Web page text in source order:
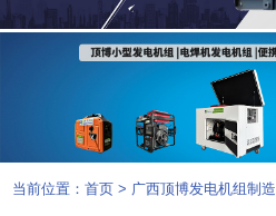
当前位置：首页 > 广西顶博发电机组制造